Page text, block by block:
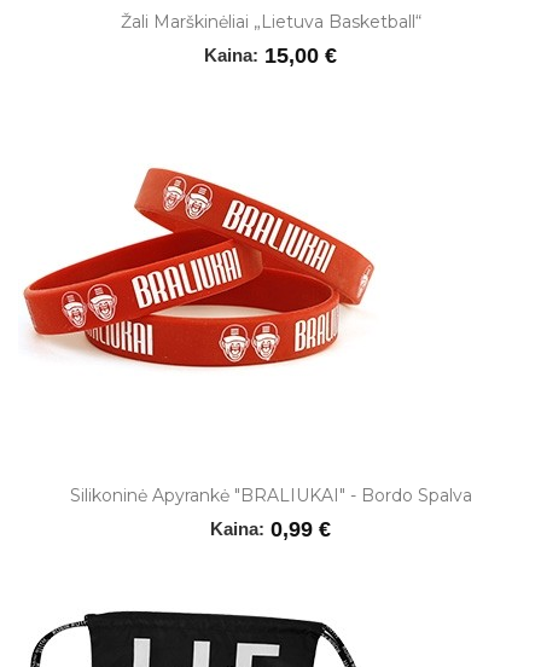
Žali Marškinėliai „Lietuva Basketball“
Kaina: 15,00 €
Silikoninė Apyrankė "BRALIUKAI" - Bordo Spalva
Kaina: 0,99 €